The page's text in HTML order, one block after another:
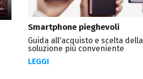
Smartphone pieghevoli
Guida all'acquisto e scelta della
soluzione più conveniente
LEGGI